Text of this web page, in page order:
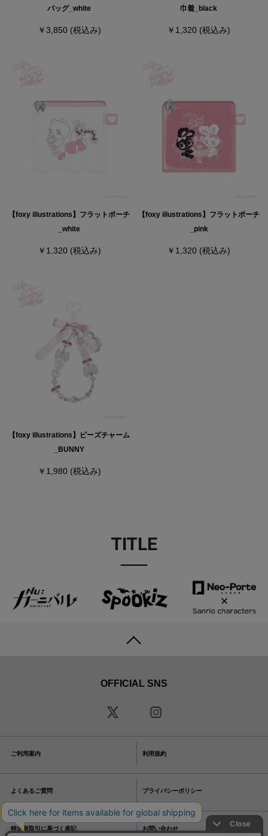
バッグ_white
￥3,850 (税込み)
巾着_black
￥1,320 (税込み)
【foxy illustrations】フラットポーチ
_white
￥1,320 (税込み)
【foxy illustrations】フラットポーチ
_pink
￥1,320 (税込み)
【foxy illustrations】ビーズチャーム
_BUNNY
￥1,980 (税込み)
TITLE
OFFICIAL SNS
ご利用案内 利用規約
よくあるご質問 プライバシーポリシー
特定商取引に基づく表記 お問い合わせ